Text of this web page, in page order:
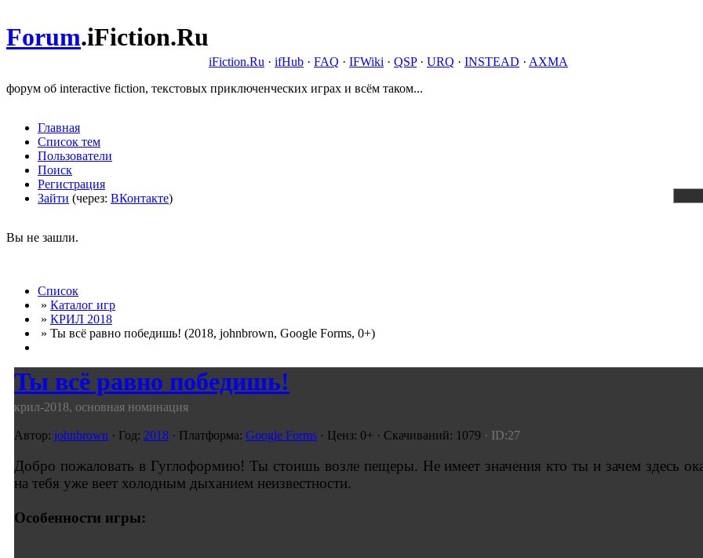
Forum.iFiction.Ru
iFiction.Ru · ifHub · FAQ · IFWiki · QSP· URQ · INSTEAD · AXMA
форум об interactive fiction, текстовых приключенческих играх и всём таком...
Главная
Список тем
Пользователи
Поиск
Регистрация
Зайти (через: ВКонтакте)
Вы не зашли.
Список
» Каталог игр
» КРИЛ 2018
» Ты всё равно победишь! (2018, johnbrown, Google Forms, 0+)
Ты всё равно победишь!
крил-2018, основная номинация
Автор: johnbrown · Год: 2018 · Платформа: Google Forms · Ценз: 0+ · Скачиваний: 1079 · ID:27
Добро пожаловать в Гуглоформию! Ты стоишь возле пещеры. Не имеет значения кто ты и зачем здесь
на тебя уже веет холодным дыханием неизвестности.
Особенности игры: